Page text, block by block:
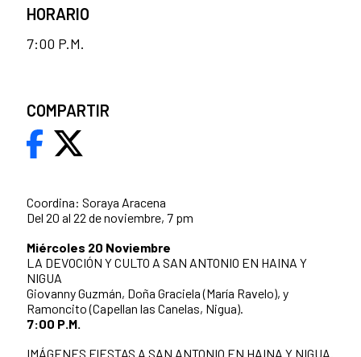
Coordina: Soraya Aracena
Del 20 al 22 de noviembre, 7 pm
Miércoles 20 Noviembre
LA DEVOCIÓN Y CULTO A SAN ANTONIO EN HAINA Y
NIGUA
Giovanny Guzmán, Doña Graciela (María Ravelo), y
Ramoncito (Capellan las Canelas, Nigua).
7:00 P.M.
IMÁGENES FIESTAS A SAN ANTONIO EN HAINA Y NIGUA.
HORARIO
7:00 P.M.
COMPARTIR